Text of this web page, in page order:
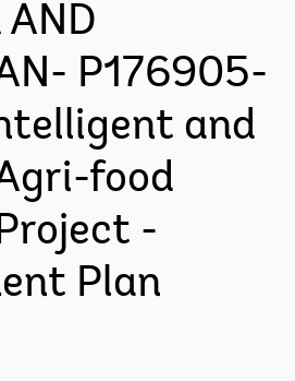
AND
P176905-
and
food
-
Plan